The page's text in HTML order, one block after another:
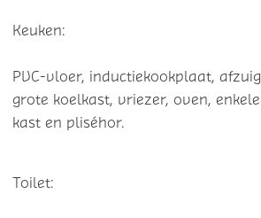
Keuken:
PVC-vloer, inductiekookplaat,
grote koelkast, vriezer, oven,
kast en pliséhor.
Toilet: